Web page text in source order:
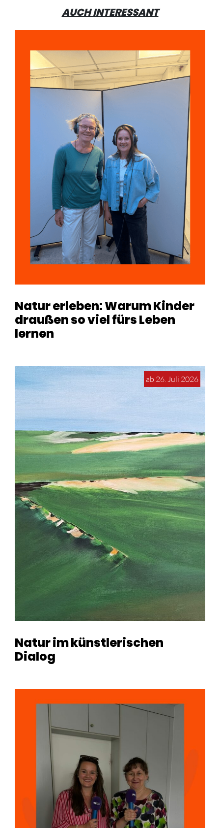
AUCH INTERESSANT
Natur erleben: Warum Kinder
draußen so viel fürs Leben
lernen
ab 26. Juli 2026
Natur im künstlerischen
Dialog